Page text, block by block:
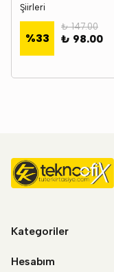
Şiirleri
%33
₺ 147.00
₺ 98.00
Kategoriler
Hesabım